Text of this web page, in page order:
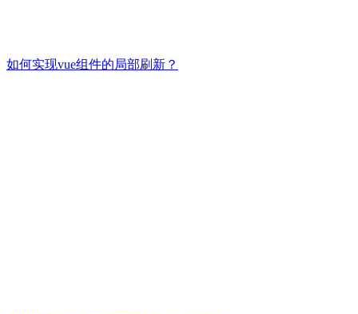
如何实现vue组件的局部刷新？